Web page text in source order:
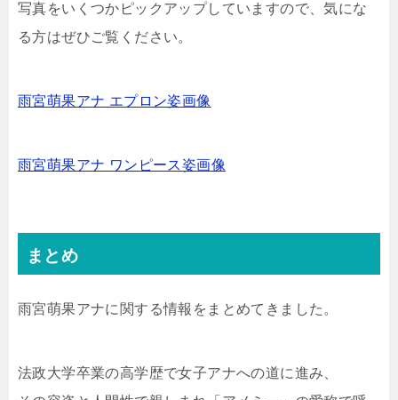
写真をいくつかピックアップしていますので、気にな
る方はぜひご覧ください。
雨宮萌果アナ エプロン姿画像
雨宮萌果アナ ワンピース姿画像
まとめ
雨宮萌果アナに関する情報をまとめてきました。
法政大学卒業の高学歴で女子アナへの道に進み、